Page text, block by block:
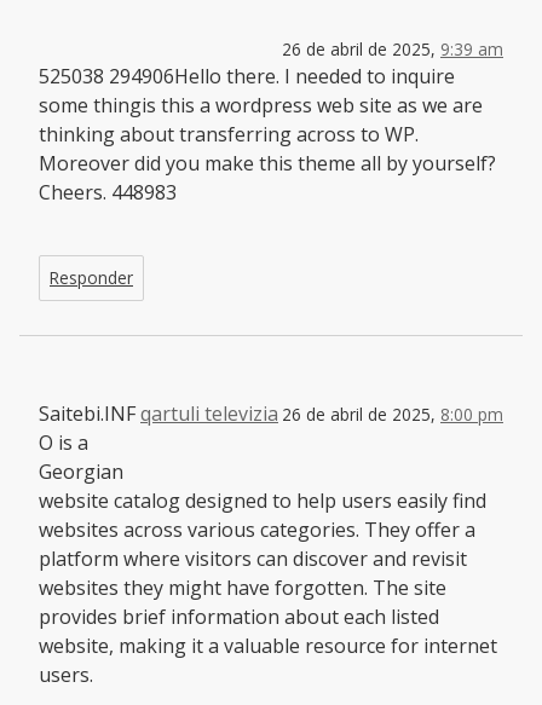
26 de abril de 2025, 9:39 am
525038 294906Hello there. I needed to inquire
some thingis this a wordpress web site as we are
thinking about transferring across to WP.
Moreover did you make this theme all by yourself?
Cheers. 448983
Responder
qartuli televizia 26 de abril de 2025, 8:00 pm
Saitebi.INF
O is a
Georgian
website catalog designed to help users easily find
websites across various categories. They offer a
platform where visitors can discover and revisit
websites they might have forgotten. The site
provides brief information about each listed
website, making it a valuable resource for internet
users.